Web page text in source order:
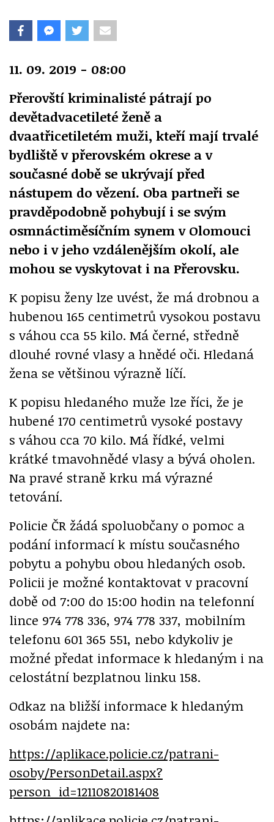
11. 09. 2019 - 08:00
Přerovští kriminalisté pátrají po
devětadvacetileté ženě a
dvaatřicetiletém muži, kteří mají trvalé
bydliště v přerovském okrese a v
současné době se ukrývají před
nástupem do vězení. Oba partneři se
pravděpodobně pohybují i se svým
osmnáctiměsíčním synem v Olomouci
nebo i v jeho vzdálenějším okolí, ale
mohou se vyskytovat i na Přerovsku.
K popisu ženy lze uvést, že má drobnou a
hubenou 165 centimetrů vysokou postavu
s váhou cca 55 kilo. Má černé, středně
dlouhé rovné vlasy a hnědé oči. Hledaná
žena se většinou výrazně líčí.
K popisu hledaného muže lze říci, že je
hubené 170 centimetrů vysoké postavy
s váhou cca 70 kilo. Má řídké, velmi
krátké tmavohnědé vlasy a bývá oholen.
Na pravé straně krku má výrazné
tetování.
Policie ČR žádá spoluobčany o pomoc a
podání informací k místu současného
pobytu a pohybu obou hledaných osob.
Policii je možné kontaktovat v pracovní
době od 7:00 do 15:00 hodin na telefonní
lince 974 778 336, 974 778 337, mobilním
telefonu 601 365 551, nebo kdykoliv je
možné předat informace k hledaným i na
celostátní bezplatnou linku 158.
Odkaz na bližší informace k hledaným
osobám najdete na:
https://aplikace.policie.cz/patrani-
osoby/PersonDetail.aspx?
person_id=12110820181408